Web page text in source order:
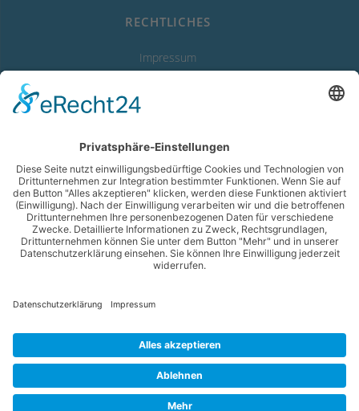
RECHTLICHES
Impressum
Erklärung zur Barrierefreiheit
LINKS
Abwasserverband
Starnberger See
Wassergewinnung Vierseenland
Gemeinde Pöcking
© 2026 gemeinsames Kommunalunternehmen. Erstellt mit